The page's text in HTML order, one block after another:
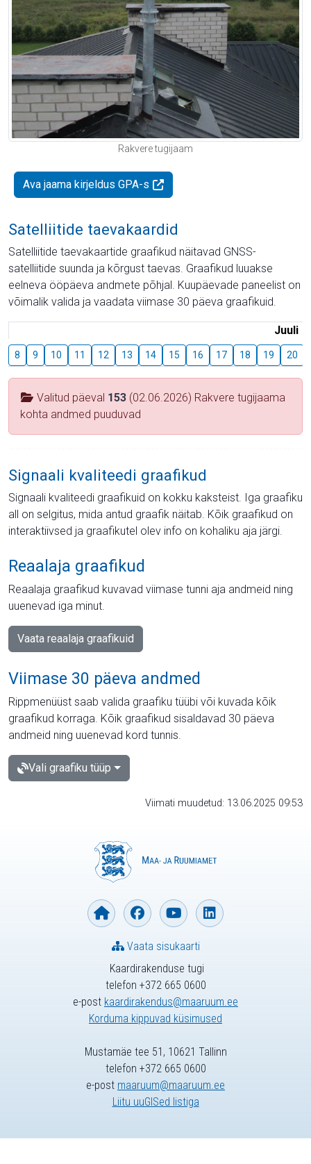
Rakvere tugijaam
Ava jaama kirjeldus GPA-s
Satelliitide taevakaardid
Satelliitide taevakaartide graafikud näitavad GNSS-
satelliitide suunda ja kõrgust taevas. Graafikud luuakse
eelneva ööpäeva andmete põhjal. Kuupäevade paneelist on
võimalik valida ja vaadata viimase 30 päeva graafikuid.
Juuli
8 9 10 11 12 13 14 15 16 17 18 19 20
Valitud päeval 153 (02.06.2026) Rakvere tugijaama
kohta andmed puuduvad
Signaali kvaliteedi graafikud
Signaali kvaliteedi graafikuid on kokku kaksteist. Iga graafiku
all on selgitus, mida antud graafik näitab. Kõik graafikud on
interaktiivsed ja graafikutel olev info on kohaliku aja järgi.
Reaalaja graafikud
Reaalaja graafikud kuvavad viimase tunni aja andmeid ning
uuenevad iga minut.
Vaata reaalaja graafikuid
Viimase 30 päeva andmed
Rippmenüüst saab valida graafiku tüübi või kuvada kõik
graafikud korraga. Kõik graafikud sisaldavad 30 päeva
andmeid ning uuenevad kord tunnis.
Vali graafiku tüüp
Viimati muudetud: 13.06.2025 09:53
Kaardirakenduse tugi
telefon +372 665 0600
e-post kaardirakendus@maaruum.ee
Korduma kippuvad küsimused
Vaata sisukaarti
Mustamäe tee 51, 10621 Tallinn
telefon +372 665 0600
e-post maaruum@maaruum.ee
Liitu uuGISed listiga